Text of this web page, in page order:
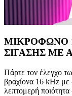
ΜΙΚΡΟΦΩΝΟ
ΣΙΓΑΣΗΣ ΜΕ
Πάρτε τον έλεγχο
βραχίονα 16 kHz με
λεπτομερή